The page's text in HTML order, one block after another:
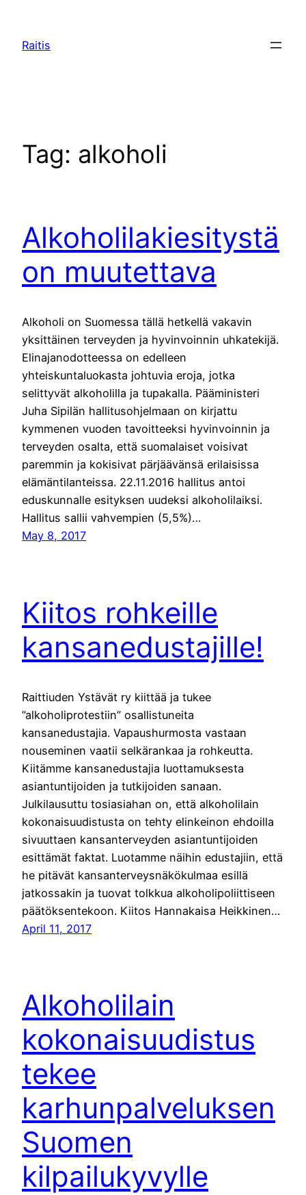
Raitis
Tag: alkoholi
Alkoholilakiesitystä
on muutettava
Alkoholi on Suomessa tällä hetkellä vakavin
yksittäinen terveyden ja hyvinvoinnin uhkatekijä.
Elinajanodotteessa on edelleen
yhteiskuntaluokasta johtuvia eroja, jotka
selittyvät alkoholilla ja tupakalla. Pääministeri
Juha Sipilän hallitusohjelmaan on kirjattu
kymmenen vuoden tavoitteeksi hyvinvoinnin ja
terveyden osalta, että suomalaiset voisivat
paremmin ja kokisivat pärjäävänsä erilaisissa
elämäntilanteissa. 22.11.2016 hallitus antoi
eduskunnalle esityksen uudeksi alkoholilaiksi.
Hallitus sallii vahvempien (5,5%)…
May 8, 2017
Kiitos rohkeille
kansanedustajille!
Raittiuden Ystävät ry kiittää ja tukee
”alkoholiprotestiin” osallistuneita
kansanedustajia. Vapaushurmosta vastaan
nouseminen vaatii selkärankaa ja rohkeutta.
Kiitämme kansanedustajia luottamuksesta
asiantuntijoiden ja tutkijoiden sanaan.
Julkilausuttu tosiasiahan on, että alkoholilain
kokonaisuudistusta on tehty elinkeinon ehdoilla
sivuuttaen kansanterveyden asiantuntijoiden
esittämät faktat. Luotamme näihin edustajiin, että
he pitävät kansanterveysnäkökulmaa esillä
jatkossakin ja tuovat tolkkua alkoholipoliittiseen
päätöksentekoon. Kiitos Hannakaisa Heikkinen…
April 11, 2017
Alkoholilain
kokonaisuudistus
tekee
karhunpalveluksen
Suomen
kilpailukyvylle